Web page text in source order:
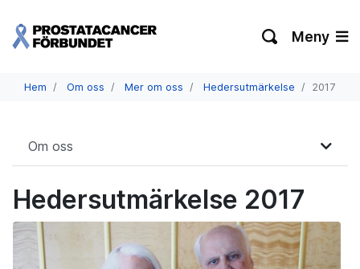
Meny
Hem Om oss Mer om oss Hedersutmärkelse 2017
Om oss
Hedersutmärkelse 2017